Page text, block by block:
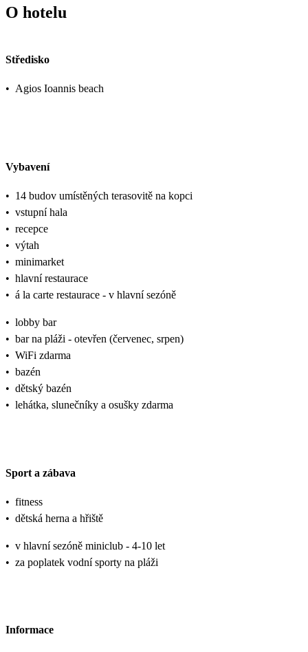
O hotelu
Středisko
• Agios Ioannis beach
Vybavení
• 14 budov umístěných terasovitě na kopci
• vstupní hala
• recepce
• výtah
• minimarket
• hlavní restaurace
• á la carte restaurace - v hlavní sezóně
• lobby bar
• bar na pláži - otevřen (červenec, srpen)
• WiFi zdarma
• bazén
• dětský bazén
• lehátka, slunečníky a osušky zdarma
Sport a zábava
• fitness
• dětská herna a hřiště
• v hlavní sezóně miniclub - 4-10 let
• za poplatek vodní sporty na pláži
Informace